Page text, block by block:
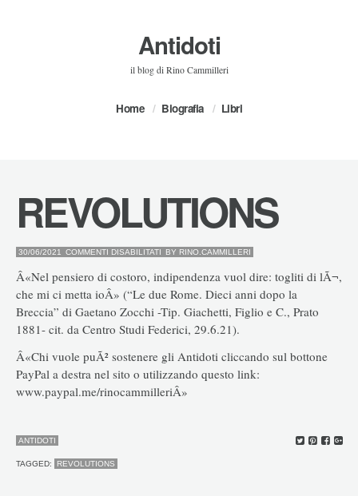
Antidoti
il blog di Rino Cammilleri
Home Biografia Libri
REVOLUTIONS
30/06/2021 COMMENTI DISABILITATI SU
BY RINO.CAMMILLERI
Â«Nel pensiero di costoro, indipendenza vuol dire: togliti di lÃ¬,
che mi ci metta ioÂ» (“Le due Rome. Dieci anni dopo la
Breccia” di Gaetano Zocchi -Tip. Giachetti, Figlio e C., Prato
1881- cit. da Centro Studi Federici, 29.6.21).
Â«Chi vuole puÃ² sostenere gli Antidoti cliccando sul bottone
PayPal a destra nel sito o utilizzando questo link:
www.paypal.me/rinocammilleriÂ»
ANTIDOTI
TAGGED: REVOLUTIONS